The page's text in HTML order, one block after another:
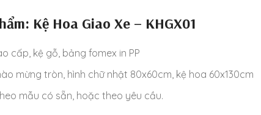
Kệ Hoa Giao Xe – KHGX01
cấp, kệ gỗ, bảng fomex in PP
mừng tròn, hình chữ nhật 80x60cm, kệ hoa 60x130cm
mẫu có sẵn, hoặc theo yêu cầu.